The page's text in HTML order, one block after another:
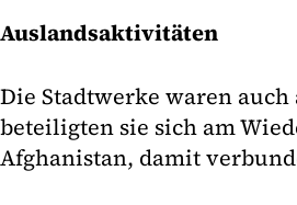
Auslandsaktivitäten
Die Stadtwerke waren
beteiligten sie sich am
Afghanistan, damit